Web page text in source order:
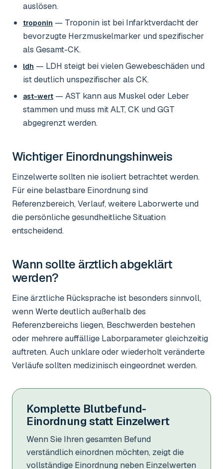
auslösen.
troponin — Troponin ist bei Infarktverdacht der
bevorzugte Herzmuskelmarker und spezifischer
als Gesamt-CK.
ldh — LDH steigt bei vielen Gewebeschäden und
ist deutlich unspezifischer als CK.
ast-wert — AST kann aus Muskel oder Leber
stammen und muss mit ALT, CK und GGT
abgegrenzt werden.
Wichtiger Einordnungshinweis
Einzelwerte sollten nie isoliert betrachtet werden.
Für eine belastbare Einordnung sind
Referenzbereich, Verlauf, weitere Laborwerte und
die persönliche gesundheitliche Situation
entscheidend.
Wann sollte ärztlich abgeklärt
werden?
Eine ärztliche Rücksprache ist besonders sinnvoll,
wenn Werte deutlich außerhalb des
Referenzbereichs liegen, Beschwerden bestehen
oder mehrere auffällige Laborparameter gleichzeitig
auftreten. Auch unklare oder wiederholt veränderte
Verläufe sollten medizinisch eingeordnet werden.
Komplette Blutbefund-
Einordnung statt Einzelwert
Wenn Sie Ihren gesamten Befund
verständlich einordnen möchten, zeigt die
vollständige Einordnung neben Einzelwerten